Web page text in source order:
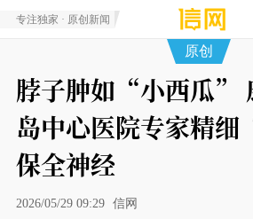
专注独家 · 原创新闻
原创
脖子肿如“小西瓜”
岛中心医院专家精
保全神经
2026/05/29 09:29 信网